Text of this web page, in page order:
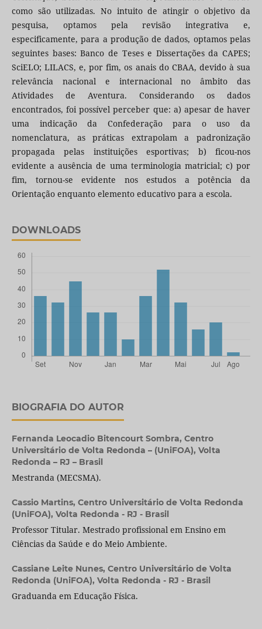
como são utilizadas. No intuito de atingir o objetivo da
pesquisa, optamos pela revisão integrativa e,
especificamente, para a produção de dados, optamos pelas
seguintes bases: Banco de Teses e Dissertações da CAPES;
SciELO; LILACS, e, por fim, os anais do CBAA, devido à sua
relevância nacional e internacional no âmbito das
Atividades de Aventura. Considerando os dados
encontrados, foi possível perceber que: a) apesar de haver
uma indicação da Confederação para o uso da
nomenclatura, as práticas extrapolam a padronização
propagada pelas instituições esportivas; b) ficou-nos
evidente a ausência de uma terminologia matricial; c) por
fim, tornou-se evidente nos estudos a potência da
Orientação enquanto elemento educativo para a escola.
DOWNLOADS
BIOGRAFIA DO AUTOR
Fernanda Leocadio Bitencourt Sombra, Centro
Universitário de Volta Redonda – (UniFOA), Volta
Redonda – RJ – Brasil
Mestranda (MECSMA).
Cassio Martins, Centro Universitário de Volta Redonda
(UniFOA), Volta Redonda - RJ - Brasil
Professor Titular. Mestrado profissional em Ensino em
Ciências da Saúde e do Meio Ambiente.
Cassiane Leite Nunes, Centro Universitário de Volta
Redonda (UniFOA), Volta Redonda - RJ - Brasil
Graduanda em Educação Física.